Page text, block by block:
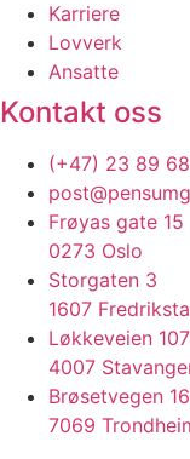
Karriere
Lovverk
Ansatte
Kontakt oss
(+47) 23 89
Frøyas gate 15
0273 Oslo
Storgaten 3
1607
Løkkeveien 107
4007
Brøsetvegen
7069